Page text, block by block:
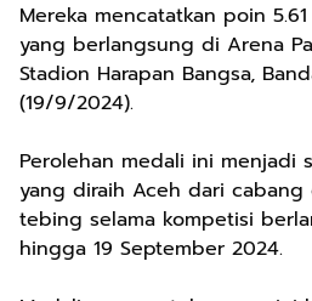
Mereka mencatatkan poin
yang berlangsung di Arena
Stadion Harapan Bangsa,
(19/9/2024).
Perolehan medali ini menjadi
yang diraih Aceh dari cabang
tebing selama kompetisi
hingga 19 September 2024.